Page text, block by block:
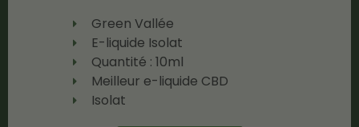
Green Vallée
E-liquide Isolat
Quantité : 10ml
Meilleur e-liquide CBD
Isolat